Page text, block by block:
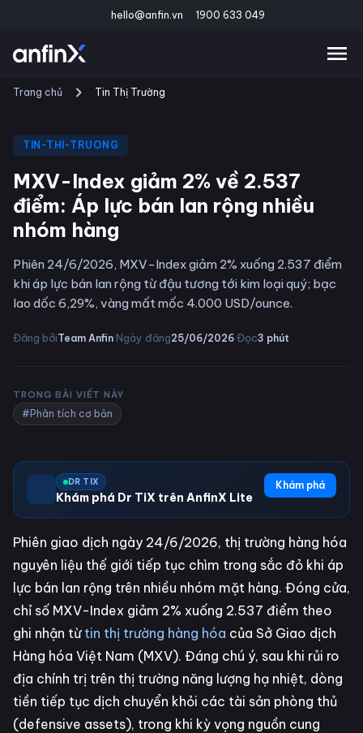
hello@anfin.vn 1900 633 049
Trang chủ Tin Thị Trường
TIN-THI-TRUONG
MXV-Index giảm 2% về 2.537
điểm: Áp lực bán lan rộng nhiều
nhóm hàng
Phiên 24/6/2026, MXV-Index giảm 2% xuống 2.537 điểm
khi áp lực bán lan rộng từ đậu tương tới kim loại quý; bạc
lao dốc 6,29%, vàng mất mốc 4.000 USD/ounce.
Đăng bởiTeam Anfin·Ngày đăng25/06/2026·Đọc3 phút
TRONG BÀI VIẾT NÀY
#Phân tích cơ bản
DR TIX
Khám phá Dr TiX trên AnfinX Lite
Khám phá
Phiên giao dịch ngày 24/6/2026, thị trường hàng hóa
nguyên liệu thế giới tiếp tục chìm trong sắc đỏ khi áp
lực bán lan rộng trên nhiều nhóm mặt hàng. Đóng cửa,
chỉ số MXV-Index giảm 2% xuống 2.537 điểm theo
ghi nhận từ tin thị trường hàng hóa của Sở Giao dịch
Hàng hóa Việt Nam (MXV). Đáng chú ý, sau khi rủi ro
địa chính trị trên thị trường năng lượng hạ nhiệt, dòng
tiền tiếp tục dịch chuyển khỏi các tài sản phòng thủ
(defensive assets), trong khi kỳ vọng nguồn cung